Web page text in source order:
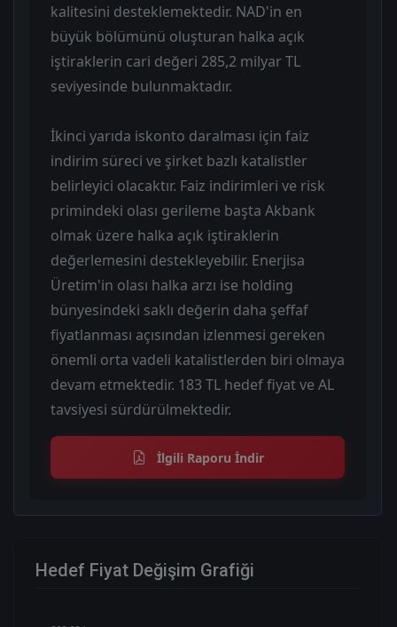
kalitesini desteklemektedir. NAD'in en
büyük bölümünü oluşturan halka açık
iştiraklerin cari değeri 285,2 milyar TL
seviyesinde bulunmaktadır.
İkinci yarıda iskonto daralması için faiz
indirim süreci ve şirket bazlı katalistler
belirleyici olacaktır. Faiz indirimleri ve risk
primindeki olası gerileme başta Akbank
olmak üzere halka açık iştiraklerin
değerlemesini destekleyebilir. Enerjisa
Üretim'in olası halka arzı ise holding
bünyesindeki saklı değerin daha şeffaf
fiyatlanması açısından izlenmesi gereken
önemli orta vadeli katalistlerden biri olmaya
devam etmektedir. 183 TL hedef fiyat ve AL
tavsiyesi sürdürülmektedir.
İlgili Raporu İndir
Hedef Fiyat Değişim Grafiği